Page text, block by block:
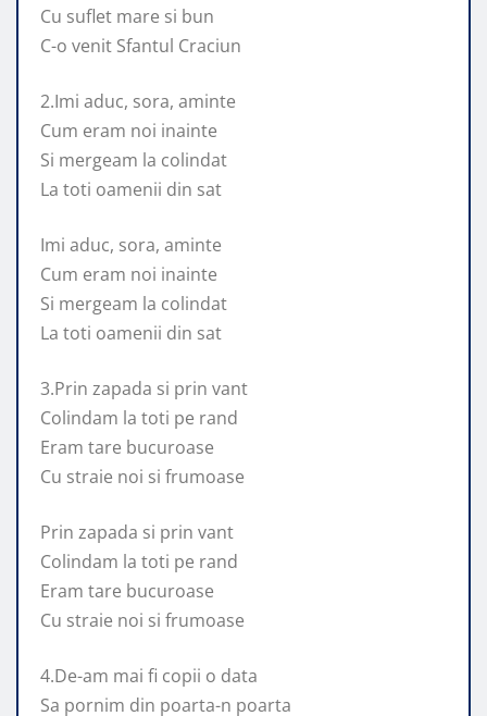
Cu suflet mare si bun
C-o venit Sfantul Craciun
2.Imi aduc, sora, aminte
Cum eram noi inainte
Si mergeam la colindat
La toti oamenii din sat
Imi aduc, sora, aminte
Cum eram noi inainte
Si mergeam la colindat
La toti oamenii din sat
3.Prin zapada si prin vant
Colindam la toti pe rand
Eram tare bucuroase
Cu straie noi si frumoase
Prin zapada si prin vant
Colindam la toti pe rand
Eram tare bucuroase
Cu straie noi si frumoase
4.De-am mai fi copii o data
Sa pornim din poarta-n poarta